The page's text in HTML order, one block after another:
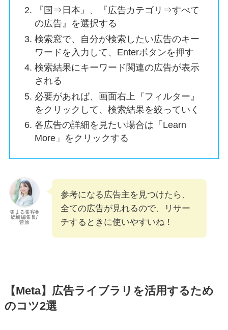
『国⇒日本』、『広告カテゴリ⇒すべて
の広告』を選択する
検索窓で、自分が検索したい広告のキー
ワードを入力して、Enterボタンを押す
検索結果にキーワード関連の広告が表示
される
必要があれば、画面右上『フィルター』
をクリックして、検索結果を絞っていく
各広告の詳細を見たい場合は「Learn
More」をクリックする
集まる集客®︎
総研編集長/
菅原
参考になる広告主を見つけたら、
全ての広告が見れるので、リサー
チするときに使いやすいね！
【Meta】広告ライブラリを活用するため
のコツ2選